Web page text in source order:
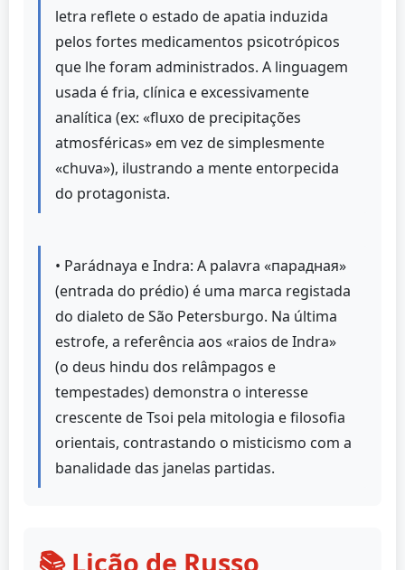
letra reflete o estado de apatia induzida
pelos fortes medicamentos psicotrópicos
que lhe foram administrados. A linguagem
usada é fria, clínica e excessivamente
analítica (ex: «fluxo de precipitações
atmosféricas» em vez de simplesmente
«chuva»), ilustrando a mente entorpecida
do protagonista.
• Parádnaya e Indra: A palavra «парадная»
(entrada do prédio) é uma marca registada
do dialeto de São Petersburgo. Na última
estrofe, a referência aos «raios de Indra»
(o deus hindu dos relâmpagos e
tempestades) demonstra o interesse
crescente de Tsoi pela mitologia e filosofia
orientais, contrastando o misticismo com a
banalidade das janelas partidas.
📚 Lição de Russo